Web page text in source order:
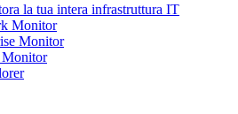
la tua intera infrastruttura IT
Monitor
Monitor
Monitor